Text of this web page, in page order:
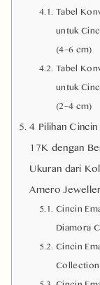
Tabel
untuk
(4–6 cm)
Tabel
untuk
(2–4 cm)
4 Pilihan Cincin
17K dengan
Ukuran dari
Amero
Cincin
Diamora
Cincin
Collection